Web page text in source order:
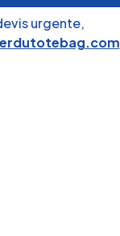
urgente,